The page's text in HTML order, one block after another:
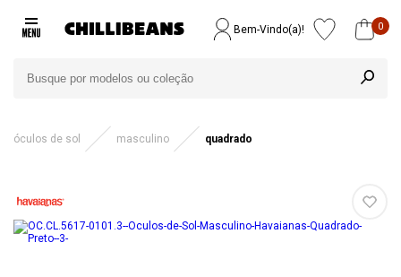
Bem-Vindo(a)! 0
óculos de sol masculino quadrado